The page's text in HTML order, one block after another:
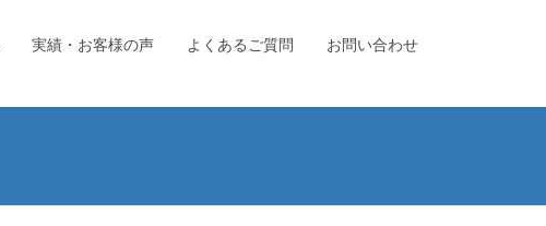
実績・お客様の声 よくあるご質問 お問い合わせ